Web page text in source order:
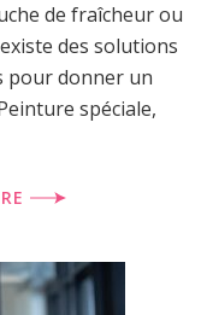
de fraîcheur ou
des solutions
pour donner un
spéciale,